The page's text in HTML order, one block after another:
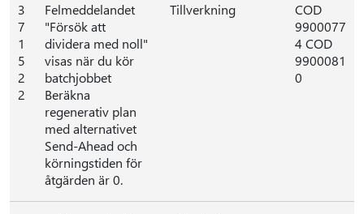
3
7
1
5
2
2
Felmeddelandet
"Försök att
dividera med noll"
visas när du kör
batchjobbet
Beräkna
regenerativ plan
med alternativet
Send-Ahead och
körningstiden för
åtgärden är 0.
Tillverkning
COD
9900077
4 COD
9900081
0